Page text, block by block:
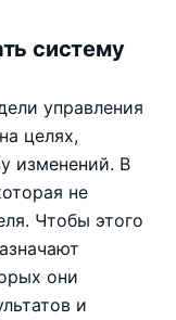
систему
управления
целях,
изменений. В
не
Чтобы этого
они
и